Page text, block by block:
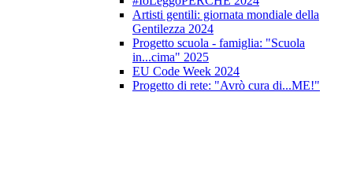
Artisti gentili: giornata mondiale della
Gentilezza 2024
Progetto scuola - famiglia: "Scuola
in...cima" 2025
EU Code Week 2024
Progetto di rete: "Avrò cura di...ME!"